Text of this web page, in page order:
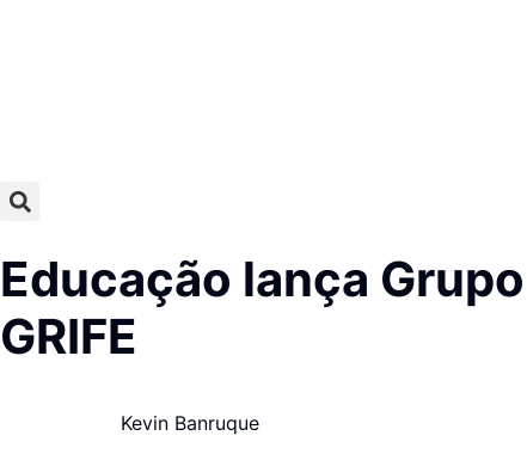
Educação lança
GRIFE
Kevin Banruque